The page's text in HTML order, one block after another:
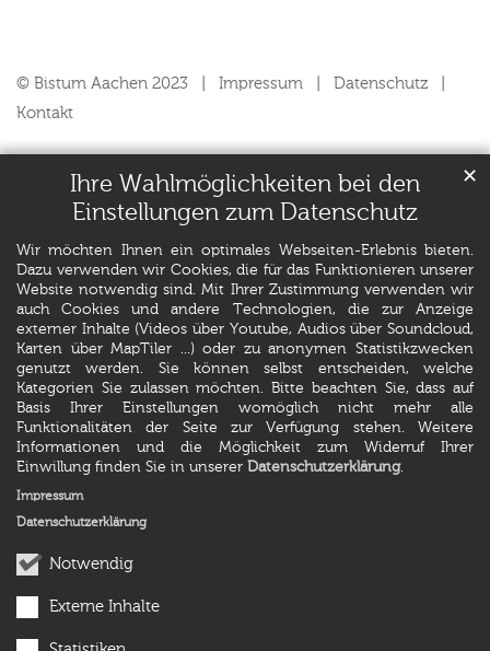
Ihre Wahlmöglichkeiten bei den
Einstellungen zum Datenschutz
Wir möchten Ihnen ein optimales Webseiten-Erlebnis bieten.
Dazu verwenden wir Cookies, die für das Funktionieren unserer
Website notwendig sind. Mit Ihrer Zustimmung verwenden wir
auch Cookies und andere Technologien, die zur Anzeige
externer Inhalte (Videos über Youtube, Audios über Soundcloud,
Karten über MapTiler ...) oder zu anonymen Statistikzwecken
genutzt werden. Sie können selbst entscheiden, welche
Kategorien Sie zulassen möchten. Bitte beachten Sie, dass auf
Basis Ihrer Einstellungen womöglich nicht mehr alle
Funktionalitäten der Seite zur Verfügung stehen. Weitere
Informationen und die Möglichkeit zum Widerruf Ihrer
Einwillung finden Sie in unserer Datenschutzerklärung.
Notwendig
Externe Inhalte
✕
Impressum
Datenschutzerklärung
© Bistum Aachen 2023 Impressum
Datenschutz
Kontakt